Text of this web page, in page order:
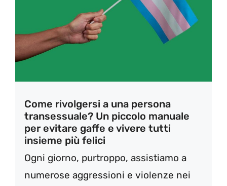
Come rivolgersi a una persona
transessuale? Un piccolo manuale
per evitare gaffe e vivere tutti
insieme più felici
Ogni giorno, purtroppo, assistiamo a
numerose aggressioni e violenze nei